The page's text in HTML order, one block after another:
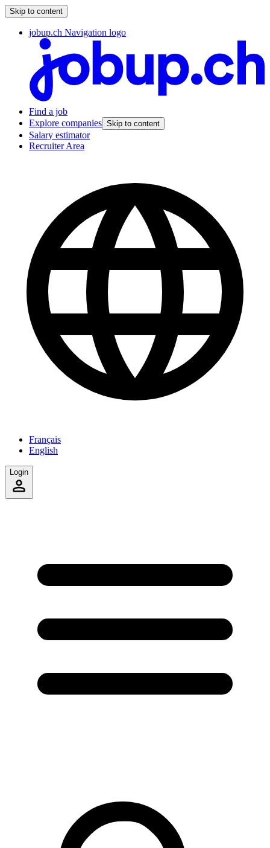
Skip to content
jobup.ch Navigation logo
Find a job
Explore companies Skip to content
Salary estimator
Recruiter Area
Français
English
Login